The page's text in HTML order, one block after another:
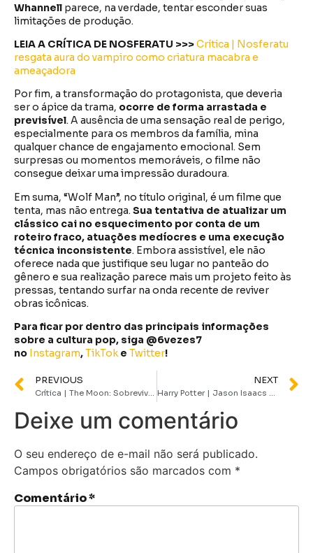
Whannell parece, na verdade, tentar esconder suas
limitações de produção.
LEIA A CRÍTICA DE NOSFERATU >>>Crítica | Nosferatu
resgata aura do vampiro como criatura macabra e
ameaçadora
Por fim, a transformação do protagonista, que deveria
ser o ápice da trama, ocorre de forma arrastada e
previsível. A ausência de uma sensação real de perigo,
especialmente para os membros da família, mina
qualquer chance de engajamento emocional. Sem
surpresas ou momentos memoráveis, o filme não
consegue deixar uma impressão duradoura.
Em suma, “Wolf Man”, no título original, é um filme que
tenta, mas não entrega. Sua tentativa de atualizar um
clássico cai no esquecimento por conta de um
roteiro fraco, atuações medíocres e uma execução
técnica inconsistente. Embora assistível, ele não
oferece nada que justifique seu lugar no panteão do
gênero e sua realização parece mais um projeto feito às
pressas, tentando surfar na onda recente de reviver
obras icônicas.
Para ficar por dentro das principais informações
sobre a cultura pop, siga @6vezes7
no Instagram,TikToke Twitter!
PREVIOUS NEXT
Deixe um comentário
O seu endereço de e-mail não será publicado.
Campos obrigatórios são marcados com *
Comentário*